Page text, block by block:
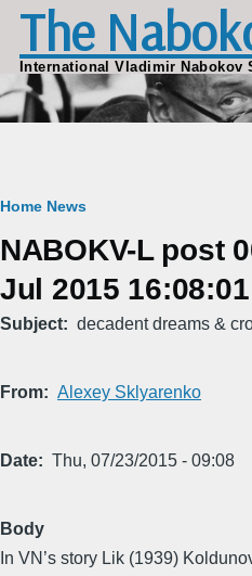
Skip to main content
The
International Vladimir Nabokov
Breadcrumb
Home News
NABOKV-L post
Jul 2015
Subject decadent dreams &
From Alexey Sklyarenko
Date Thu, 07/23/2015 - 09:08
Body
In VN’s story Lik (1939)